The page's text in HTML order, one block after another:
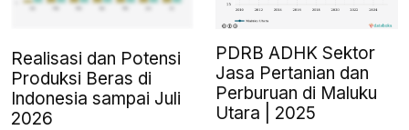
Realisasi dan Potensi
Produksi Beras di
Indonesia sampai Juli
2026
PDRB ADHK Sektor
Jasa Pertanian dan
Perburuan di Maluku
Utara | 2025